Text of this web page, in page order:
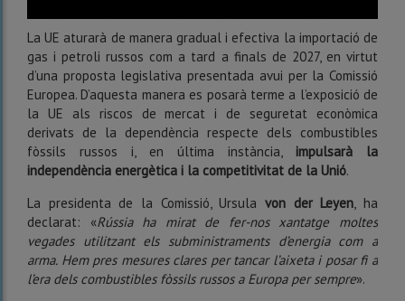
La UE aturarà de manera gradual i efectiva la importació de
gas i petroli russos com a tard a finals de 2027, en virtut
d’una proposta legislativa presentada avui per la Comissió
Europea. D’aquesta manera es posarà terme a l’exposició de
la UE als riscos de mercat i de seguretat econòmica
derivats de la dependència respecte dels combustibles
fòssils russos i, en última instància, impulsarà la
independència energètica i la competitivitat de la Unió.
La presidenta de la Comissió, Ursula von der Leyen , ha
declarat: «Rússia ha mirat de fer-nos xantatge moltes
vegades utilitzant els subministraments d’energia com a
arma. Hem pres mesures clares per tancar l’aixeta i posar fi a
l’era dels combustibles fòssils russos a Europa per sempre».